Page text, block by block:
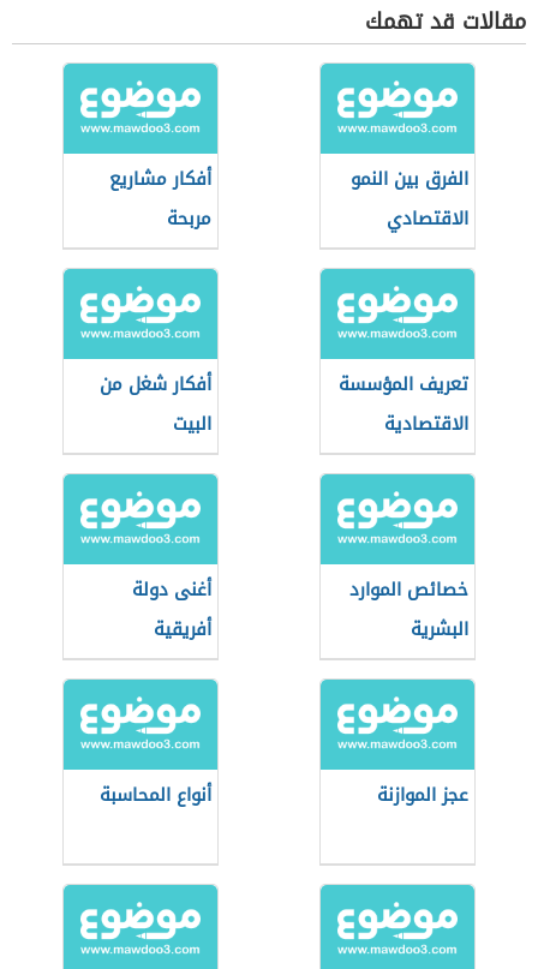
مقالات قد تهمك
الفرق بين النمو
الاقتصادي
والتنمية
الاقتصادية
أفكار مشاريع
مربحة
تعريف المؤسسة
الاقتصادية
أفكار شغل من
البيت
خصائص الموارد
البشرية
أغنى دولة
أفريقية
عجز الموازنة أنواع المحاسبة